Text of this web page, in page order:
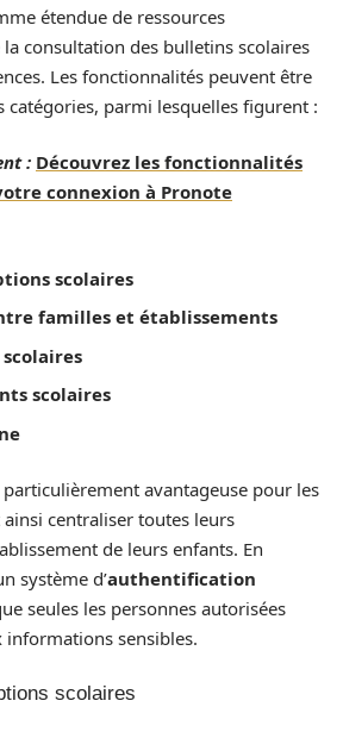
étendue de ressources
consultation des bulletins scolaires
Les fonctionnalités peuvent être
catégories, parmi lesquelles figurent :
: Découvrez les fonctionnalités
connexion à Pronote
scolaires
familles et établissements
scolaires
avantageuse pour les
centraliser toutes leurs
de leurs enfants. En
système d’authentification
seules les personnes autorisées
informations sensibles.
scolaires